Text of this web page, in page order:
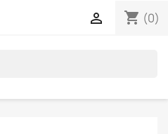
shopping_cart (0)
